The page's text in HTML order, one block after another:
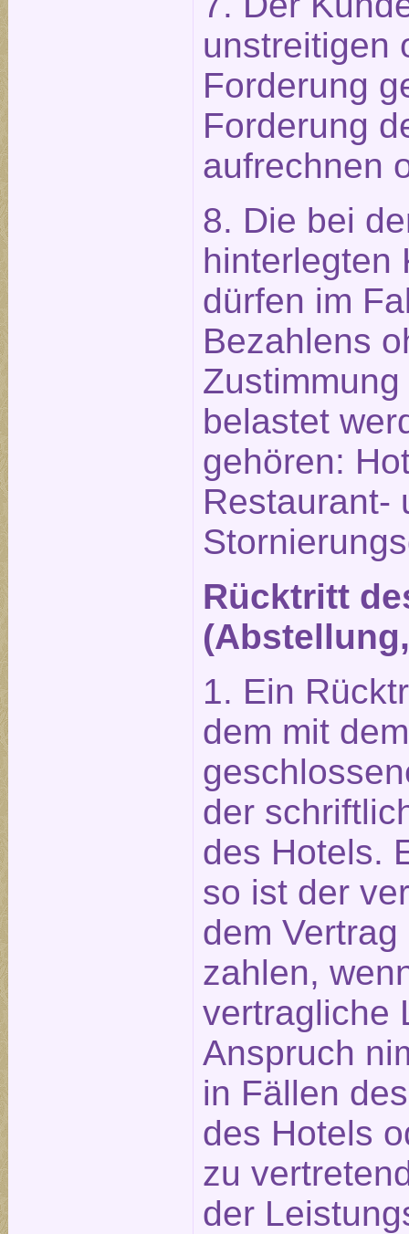
unstreitigen
Forderung
Forderung
aufrechnen
8. Die bei
hinterlegten
dürfen im
Bezahlens
belastet
gehören:
Restaurant-
Rücktritt
1. Ein
dem mit
der
des Hotels.
so ist der
dem
zahlen,
vertragliche
Anspruch
in Fällen
des Hotels
zu
der